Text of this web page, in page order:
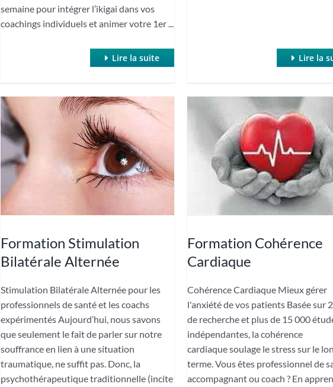
semaine pour intégrer l’ikigai dans vos
coachings individuels et animer votre 1er ...
Lire la suite Lire la
Formation Stimulation
Bilatérale Alternée
Stimulation Bilatérale Alternée pour les
professionnels de santé et les coachs
expérimentés Aujourd’hui, nous savons
que seulement le fait de parler sur notre
souffrance en lien à une situation
traumatique, ne suffit pas. Donc, la
psychothérapeutique traditionnelle (incite
Formation Cohérence
Cardiaque
Cohérence Cardiaque Mieux gérer
l'anxiété de vos patients Basée sur
de recherche et plus de 15 000
indépendantes, la cohérence
cardiaque soulage le stress sur le
terme. Vous êtes professionnel de
accompagnant ou coach ? En